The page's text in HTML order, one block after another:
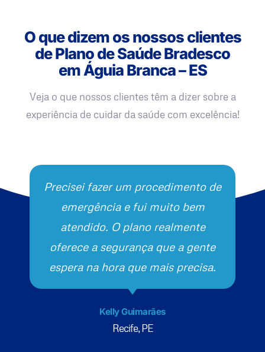
O que dizem os nossos clientes
de Plano de Saúde Bradesco
em Águia Branca – ES
Veja o que nossos clientes têm a dizer sobre a
experiência de cuidar da saúde com excelência!
Precisei fazer um procedimento de
emergência e fui muito bem
atendido. O plano realmente
oferece a segurança que a gente
espera na hora que mais precisa.
Kelly Guimarães
Recife, PE